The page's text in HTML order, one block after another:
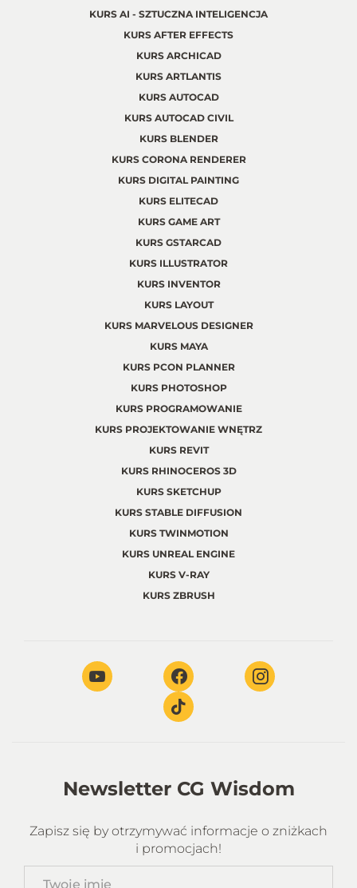
KURS AI - SZTUCZNA INTELIGENCJA
KURS AFTER EFFECTS
KURS ARCHICAD
KURS ARTLANTIS
KURS AUTOCAD
KURS AUTOCAD CIVIL
KURS BLENDER
KURS CORONA RENDERER
KURS DIGITAL PAINTING
KURS ELITECAD
KURS GAME ART
KURS GSTARCAD
KURS ILLUSTRATOR
KURS INVENTOR
KURS LAYOUT
KURS MARVELOUS DESIGNER
KURS MAYA
KURS PCON PLANNER
KURS PHOTOSHOP
KURS PROGRAMOWANIE
KURS PROJEKTOWANIE WNĘTRZ
KURS REVIT
KURS RHINOCEROS 3D
KURS SKETCHUP
KURS STABLE DIFFUSION
KURS TWINMOTION
KURS UNREAL ENGINE
KURS V-RAY
KURS ZBRUSH
Newsletter CG Wisdom
Zapisz się by otrzymywać informacje o zniżkach
i promocjach!